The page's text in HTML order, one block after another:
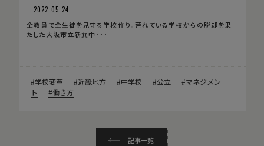
2022.05.24
全教員で全生徒を見守る学校作り。荒れている学校からの脱却を果
たした大阪市立新巽中･･･
学校変革 近畿地方 中学校 公立
マネジメン
ト
働き方
記事一覧